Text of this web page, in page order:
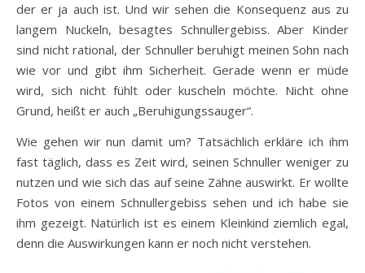
der er ja auch ist. Und wir sehen die Konsequenz aus zu
langem Nuckeln, besagtes Schnullergebiss. Aber Kinder
sind nicht rational, der Schnuller beruhigt meinen Sohn nach
wie vor und gibt ihm Sicherheit. Gerade wenn er müde
wird, sich nicht fühlt oder kuscheln möchte. Nicht ohne
Grund, heißt er auch „Beruhigungssauger“.
Wie gehen wir nun damit um? Tatsächlich erkläre ich ihm
fast täglich, dass es Zeit wird, seinen Schnuller weniger zu
nutzen und wie sich das auf seine Zähne auswirkt. Er wollte
Fotos von einem Schnullergebiss sehen und ich habe sie
ihm gezeigt. Natürlich ist es einem Kleinkind ziemlich egal,
denn die Auswirkungen kann er noch nicht verstehen.